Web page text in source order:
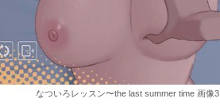
なついろレッスン〜the last summer time 画像3